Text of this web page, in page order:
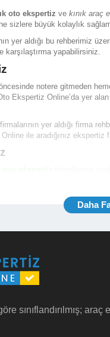
oto ekspertiz ve kınık araç
sizlere büyük kolaylık
yer aldığı bu rehberimiz
karşılaştırma yapabilirsiniz.
notere gitmeden
Ekspertiz Online’da yer
firmalarının yer aldığı firma
ile aradığınız ekspertiz
Bilgileri
(Ödeme Yöntemi, Web
iyi izmir oto ekspertiz firmaları
araçlar için
sınıflandırılmış;